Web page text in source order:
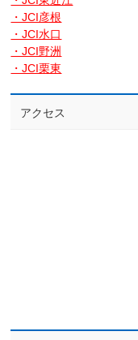
・JCI彦根
・JCI水口
・JCI野洲
・JCI栗東
アクセス